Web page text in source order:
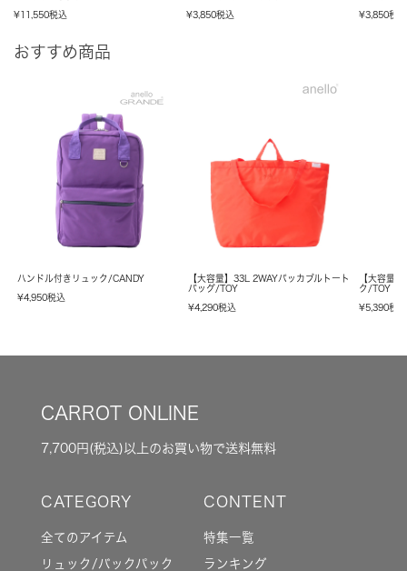
¥11,550税込 ¥3,850税込 ¥3,850税込
おすすめ商品
ハンドル付きリュック/CANDY
¥4,950税込
【大容量】33L 2WAYパッカブルトート
バッグ/TOY
¥4,290税込
【大容量
ク/TOY
¥5,390税込
CARROT ONLINE
7,700円(税込)以上のお買い物で送料無料
全てのアイテム
リュック/バックパック
特集一覧
ランキング